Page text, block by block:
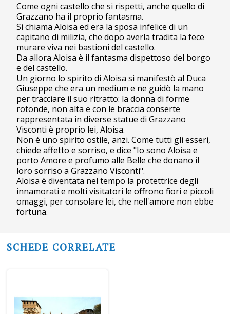
Come ogni castello che si rispetti, anche quello di
Grazzano ha il proprio fantasma.
Si chiama Aloisa ed era la sposa infelice di un
capitano di milizia, che dopo averla tradita la fece
murare viva nei bastioni del castello.
Da allora Aloisa è il fantasma dispettoso del borgo
e del castello.
Un giorno lo spirito di Aloisa si manifestò al Duca
Giuseppe che era un medium e ne guidò la mano
per tracciare il suo ritratto: la donna di forme
rotonde, non alta e con le braccia conserte
rappresentata in diverse statue di Grazzano
Visconti è proprio lei, Aloisa.
Non è uno spirito ostile, anzi. Come tutti gli esseri,
chiede affetto e sorriso, e dice "Io sono Aloisa e
porto Amore e profumo alle Belle che donano il
loro sorriso a Grazzano Visconti".
Aloisa è diventata nel tempo la protettrice degli
innamorati e molti visitatori le offrono fiori e piccoli
omaggi, per consolare lei, che nell'amore non ebbe
fortuna.
SCHEDE CORRELATE